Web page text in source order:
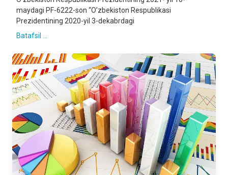
maydagi PF-6222-son “O’zbekiston Respublikasi
Prezidentining 2020-yil 3-dekabrdagi
Batafsil ...